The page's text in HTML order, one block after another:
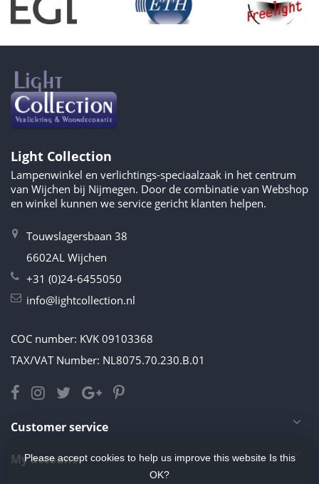
Light Collection
Lampenwinkel en verlichtings-speciaalzaak in het centrum
van Wijchen bij Nijmegen. Door de combinatie van Webshop
en winkel kunnen we service gericht klanten helpen.
Touwslagersbaan 38
6602AL Wijchen
+31 (0)24-6455050
info@lightcollection.nl
COC number: KVK 09103368
TAX/VAT Number: NL8075.70.230.B.01
Customer service
My account
Please accept cookies to help us improve this website Is this
OK?